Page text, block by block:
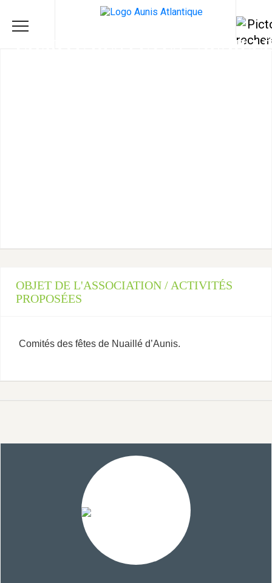
COMITÉ DES FÊTES -
OBJET DE L'ASSOCIATION / ACTIVITÉS
PROPOSÉES
Comités des fêtes de Nuaillé d’Aunis.